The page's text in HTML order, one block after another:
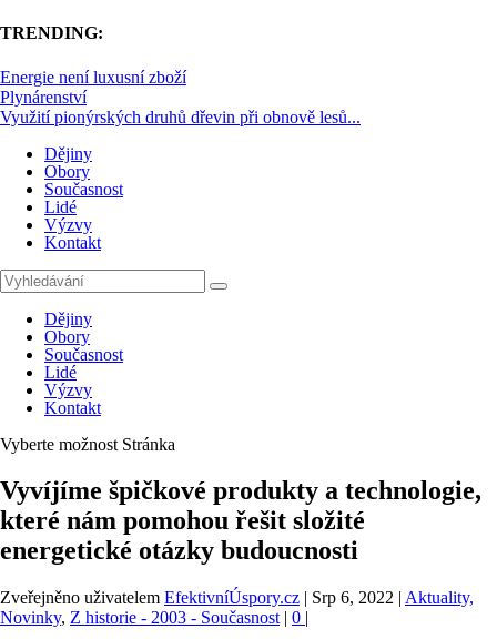
TRENDING:
Energie není luxusní zboží
Plynárenství
Využití pionýrských druhů dřevin při obnově lesů...
Dějiny
Obory
Současnost
Lidé
Výzvy
Kontakt
Dějiny
Obory
Současnost
Lidé
Výzvy
Kontakt
Vyberte možnost Stránka
Vyvíjíme špičkové produkty a technologie,
které nám pomohou řešit složité
energetické otázky budoucnosti
Zveřejněno uživatelem EfektivníÚspory.cz | Srp 6, 2022 | Aktuality,
Novinky, Z historie - 2003 - Současnost | 0 |